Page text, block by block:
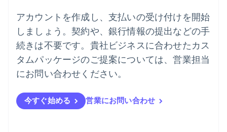
アカウントを作成し、支払いの受け付けを開始
しましょう。契約や、銀行情報の提出などの手
続きは不要です。貴社ビジネスに合わせたカス
タムパッケージのご提案については、営業担当
にお問い合わせください。
今すぐ始める 営業にお問い合わせ
ニュージーランド
English
ノルウェー
English
ハンガリー
English
フィンランド
English Svenska
ブラジル
PortuguêsEnglish
フランス